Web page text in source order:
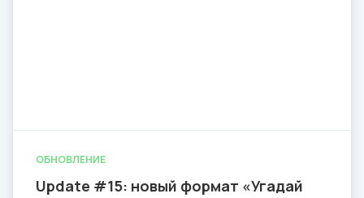
ОБНОВЛЕНИЕ
Update #15: новый формат «Угадай